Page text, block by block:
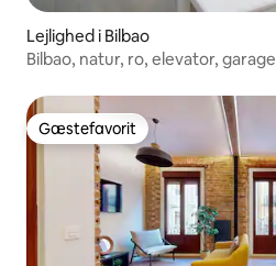
Lejlighed i Bilbao
Bilbao, natur, ro, elevator, garage
Gæstefavorit
Gæstefavorit